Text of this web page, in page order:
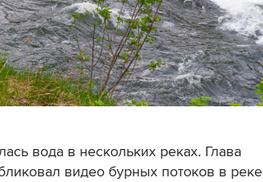
вода в нескольких реках. Глава
видео бурных потоков в реке